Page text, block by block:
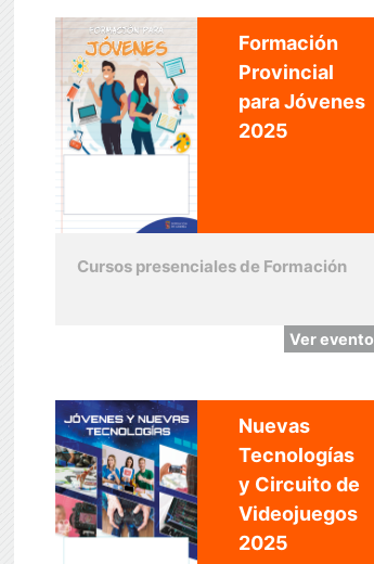
Formación
Provincial
para Jóvenes
2025
Cursos presenciales de Formación
Ver evento
Nuevas
Tecnologías
y Circuito de
Videojuegos
2025